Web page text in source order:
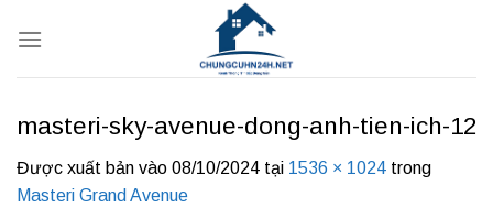
qua
masteri-sky-avenue-dong-anh-tien-ich-12
Được xuất bản vào 08/10/2024 tại 1536 × 1024 trong
Masteri Grand Avenue